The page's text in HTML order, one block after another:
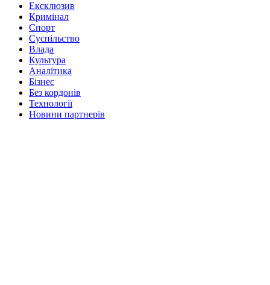
Ексклюзив
Кримінал
Спорт
Суспільство
Влада
Культура
Аналітика
Бізнес
Без кордонів
Технології
Новини партнерів